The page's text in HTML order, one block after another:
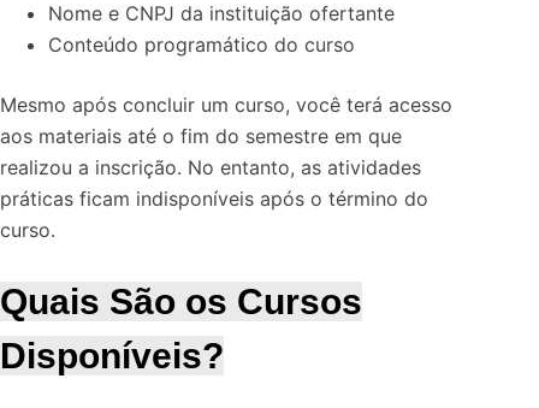
Nome e CNPJ da instituição ofertante
Conteúdo programático do curso
Mesmo após concluir um curso, você terá acesso
aos materiais até o fim do semestre em que
realizou a inscrição. No entanto, as atividades
práticas ficam indisponíveis após o término do
curso.
Quais São os Cursos
Disponíveis?